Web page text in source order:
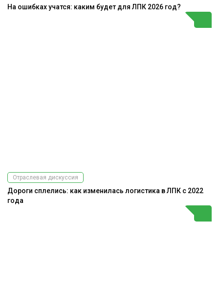
На ошибках учатся: каким будет для ЛПК 2026 год?
Отраслевая дискуссия
Дороги сплелись: как изменилась логистика в ЛПК с 2022
года